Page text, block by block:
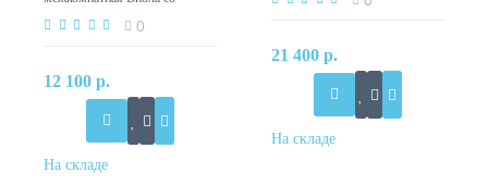
стеклом цвет медовый орех
0
12 100 р.
21 400 р.